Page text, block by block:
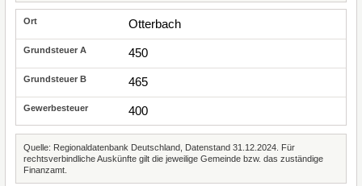
Otterbach
450
465
400
Quelle: Regionaldatenbank Deutschland, Datenstand 31.12.2024. Für
rechtsverbindliche Auskünfte gilt die jeweilige Gemeinde bzw. das zuständige
Finanzamt.